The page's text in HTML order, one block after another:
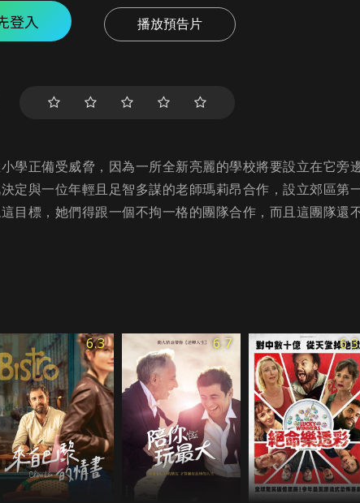
登入 播放預告片
學正備受威脅，因為一所全新亮麗的學校將要設立在它旁
定與一位年輕且足智多謀的老師瑪莉昂合作，設立郊區第
目標，她們得跟一個不拘一格的團隊合作，而且這團隊還
6.3 6.7 6.3